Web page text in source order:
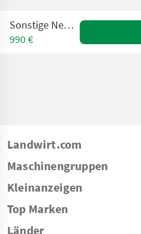
Sonstige New Holland
990 €
Landwirt.com
Maschinengruppen
Kleinanzeigen
Top Marken
Länder